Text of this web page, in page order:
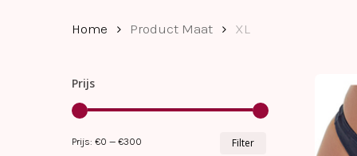
Home Product Maat XL
Prijs
Filter
Prijs: €0 — €300